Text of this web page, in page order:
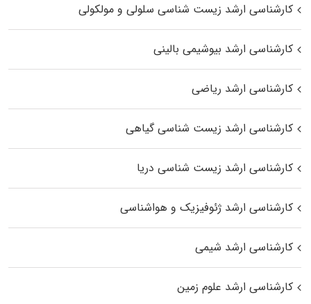
کارشناسی ارشد زیست شناسی سلولی و مولکولی
کارشناسی ارشد بیوشیمی بالینی
کارشناسی ارشد ریاضی
کارشناسی ارشد زیست‌ شناسی گیاهی
کارشناسی ارشد زیست‌ شناسی دریا
کارشناسی ارشد ژئوفیزیک و هواشناسی
کارشناسی ارشد شیمی
کارشناسی ارشد علوم زمین